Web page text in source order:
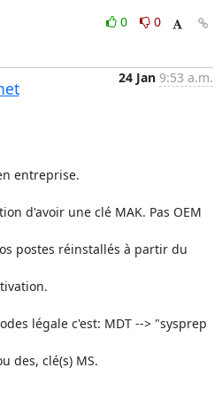
0
0
24 Jan 9:53 a.m.
entreprise.
d'avoir une clé MAK. Pas OEM
postes réinstallés à partir du
légale c'est: MDT --> "sysprep
des, clé(s) MS.